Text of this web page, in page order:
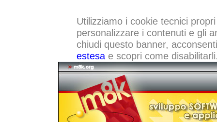
Utilizziamo i cookie tecnici
personalizzare i contenuti e gli
chiudi questo banner,
estesae scopri come